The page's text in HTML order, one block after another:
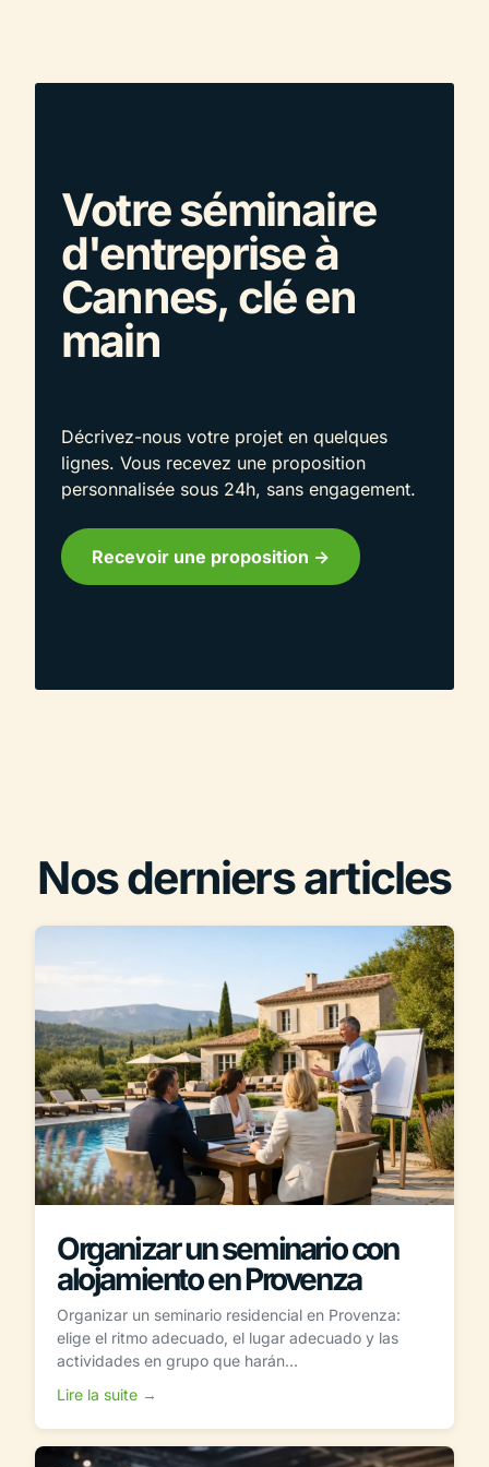
Votre séminaire
d'entreprise à
Cannes, clé en
main
Décrivez-nous votre projet en quelques
lignes. Vous recevez une proposition
personnalisée sous 24h, sans engagement.
Recevoir une proposition ->
Nos derniers articles
Organizar un seminario con
alojamiento en Provenza
Organizar un seminario residencial en Provenza:
elige el ritmo adecuado, el lugar adecuado y las
actividades en grupo que harán...
Lire la suite →